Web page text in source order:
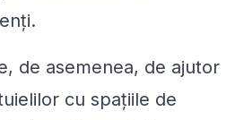
de asemenea, de ajutor
cu spațiile de